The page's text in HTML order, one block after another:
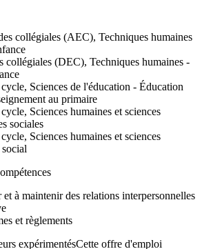
collégiales (AEC), Techniques humaines
collégiales (DEC), Techniques humaines -
Sciences de l'éducation - Éducation
au primaire
Sciences humaines et sciences
sociales
Sciences humaines et sciences
et à maintenir des relations interpersonnelles
et règlements
expérimentésCette offre d'emploi